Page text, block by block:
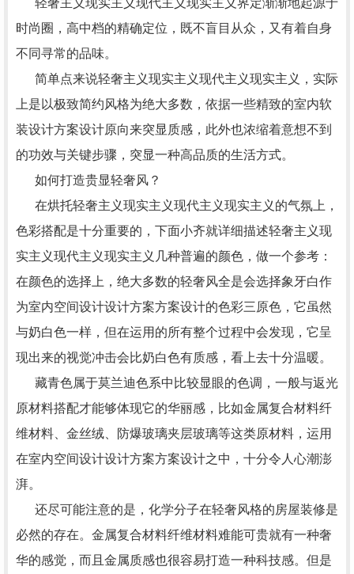
轻奢主义现实主义现代主义现实主义界定渐渐地起源于
时尚圈，高中档的精确定位，既不盲目从众，又有着自身
不同寻常的品味。
简单点来说轻奢主义现实主义现代主义现实主义，实际
上是以极致简约风格为绝大多数，依据一些精致的室内软
装设计方案设计原向来突显质感，此外也浓缩着意想不到
的功效与关键步骤，突显一种高品质的生活方式。
如何打造贵显轻奢风？
在烘托轻奢主义现实主义现代主义现实主义的气氛上，
色彩搭配是十分重要的，下面小齐就详细描述轻奢主义现
实主义现代主义现实主义几种普遍的颜色，做一个参考：
在颜色的选择上，绝大多数的轻奢风全是会选择象牙白作
为室内空间设计设计方案方案设计的色彩三原色，它虽然
与奶白色一样，但在运用的所有整个过程中会发现，它呈
现出来的视觉冲击会比奶白色有质感，看上去十分温暖。
藏青色属于莫兰迪色系中比较显眼的色调，一般与返光
原材料搭配才能够体现它的华丽感，比如金属复合材料纤
维材料、金丝绒、防爆玻璃夹层玻璃等这类原材料，运用
在室内空间设计设计方案方案设计之中，十分令人心潮澎
湃。
还尽可能注意的是，化学分子在轻奢风格的房屋装修是
必然的存在。金属复合材料纤维材料难能可贵就有一种奢
华的感觉，而且金属质感也很容易打造一种科技感。但是